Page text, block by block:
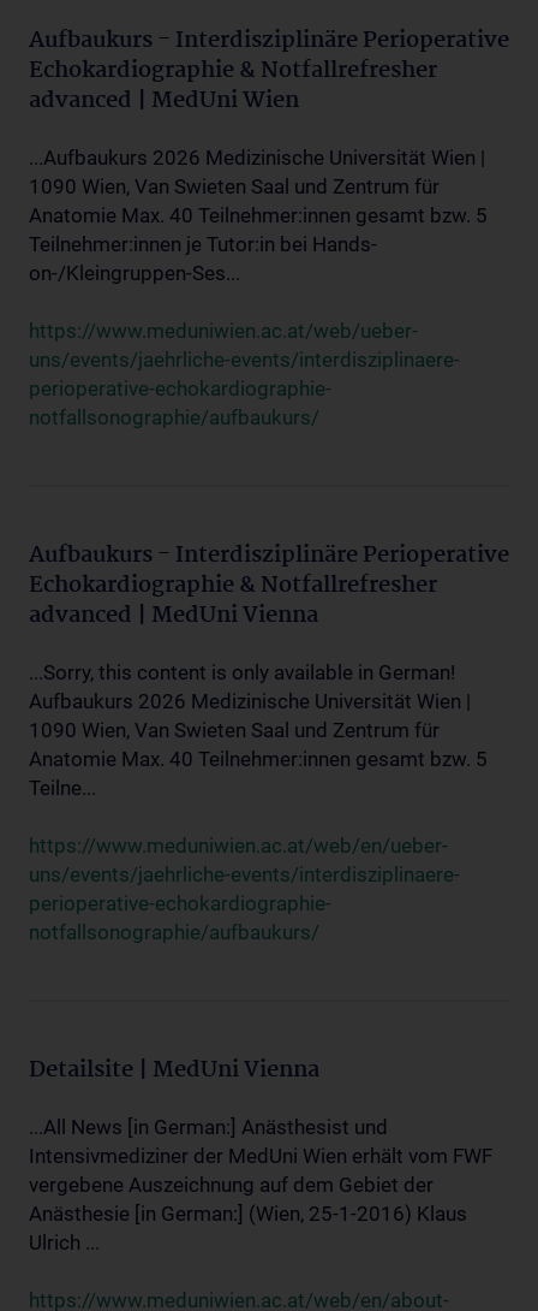
Aufbaukurs - Interdisziplinäre Perioperative
Echokardiographie & Notfallrefresher
advanced | MedUni Wien
...Aufbaukurs 2026 Medizinische Universität Wien |
1090 Wien, Van Swieten Saal und Zentrum für
Anatomie Max. 40 Teilnehmer:innen gesamt bzw. 5
Teilnehmer:innen je Tutor:in bei Hands-
on-/Kleingruppen-Ses...
https://www.meduniwien.ac.at/web/ueber-
uns/events/jaehrliche-events/interdisziplinaere-
perioperative-echokardiographie-
notfallsonographie/aufbaukurs/
Aufbaukurs - Interdisziplinäre Perioperative
Echokardiographie & Notfallrefresher
advanced | MedUni Vienna
...Sorry, this content is only available in German!
Aufbaukurs 2026 Medizinische Universität Wien |
1090 Wien, Van Swieten Saal und Zentrum für
Anatomie Max. 40 Teilnehmer:innen gesamt bzw. 5
Teilne...
https://www.meduniwien.ac.at/web/en/ueber-
uns/events/jaehrliche-events/interdisziplinaere-
perioperative-echokardiographie-
notfallsonographie/aufbaukurs/
Detailsite | MedUni Vienna
...All News [in German:] Anästhesist und
Intensivmediziner der MedUni Wien erhält vom FWF
vergebene Auszeichnung auf dem Gebiet der
Anästhesie [in German:] (Wien, 25-1-2016) Klaus
Ulrich ...
https://www.meduniwien.ac.at/web/en/about-